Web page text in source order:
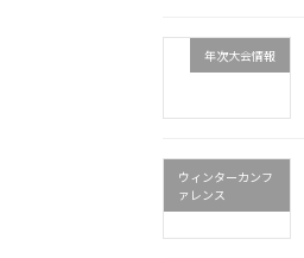
年次大会情報
ウィンターカンフ
ァレンス